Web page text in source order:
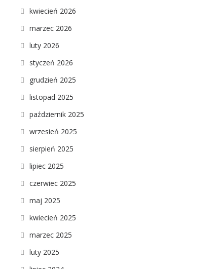
kwiecień 2026
marzec 2026
luty 2026
styczeń 2026
grudzień 2025
listopad 2025
październik 2025
wrzesień 2025
sierpień 2025
lipiec 2025
czerwiec 2025
maj 2025
kwiecień 2025
marzec 2025
luty 2025